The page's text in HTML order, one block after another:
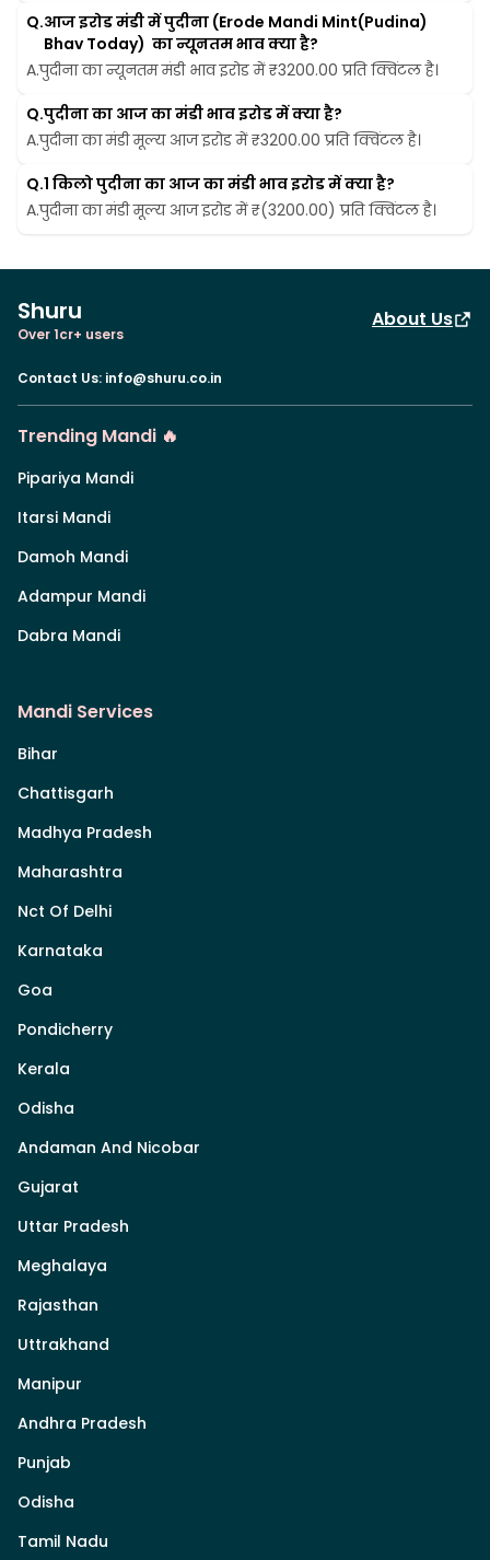
Q.आज इरोड मंडी में पुदीना (Erode Mandi Mint(Pudina)
Bhav Today)  का न्यूनतम भाव क्या है?
A.पुदीना का न्यूनतम मंडी भाव इरोड में ₹3200.00 प्रति क्विंटल है।
Q.पुदीना का आज का मंडी भाव इरोड में क्या है?
A.पुदीना का मंडी मूल्य आज इरोड में ₹3200.00 प्रति क्विंटल है।
Q.1 किलो पुदीना का आज का मंडी भाव इरोड में क्या है?
A.पुदीना का मंडी मूल्य आज इरोड में ₹(3200.00) प्रति क्विंटल है।
Shuru
Over 1cr+ users
About Us
Contact Us: info@shuru.co.in
Trending Mandi 🔥
Pipariya Mandi
Itarsi Mandi
Damoh Mandi
Adampur Mandi
Dabra Mandi
Mandi Services
Bihar
Chattisgarh
Madhya Pradesh
Maharashtra
Nct Of Delhi
Karnataka
Goa
Pondicherry
Kerala
Odisha
Andaman And Nicobar
Gujarat
Uttar Pradesh
Meghalaya
Rajasthan
Uttrakhand
Manipur
Andhra Pradesh
Punjab
Odisha
Tamil Nadu